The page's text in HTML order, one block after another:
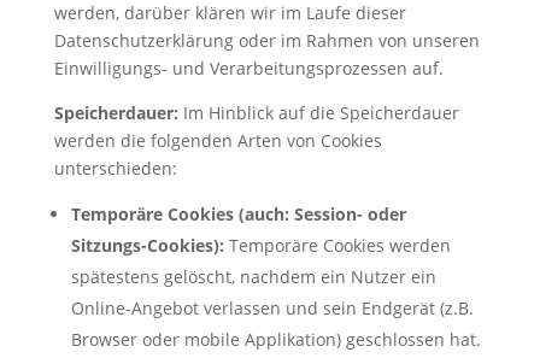
werden, darüber klären wir im Laufe dieser
Datenschutzerklärung oder im Rahmen von unseren
Einwilligungs- und Verarbeitungsprozessen auf.
Speicherdauer: Im Hinblick auf die Speicherdauer
werden die folgenden Arten von Cookies
unterschieden:
Temporäre Cookies (auch: Session- oder
Sitzungs-Cookies): Temporäre Cookies werden
spätestens gelöscht, nachdem ein Nutzer ein
Online-Angebot verlassen und sein Endgerät (z.B.
Browser oder mobile Applikation) geschlossen hat.